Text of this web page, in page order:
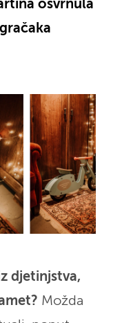
osvrnula
djetinjstva,
Možda